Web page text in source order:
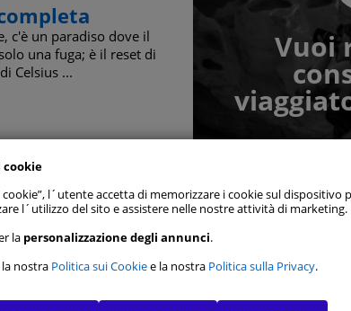
c'è un paradiso dove il
una fuga; è il reset di
Celsius ...
Vuoi
cookie
l´utente accetta di memorizzare i cookie sul dispositivo
l´utilizzo del sito e assistere nelle nostre attività di marketing.
la personalizzazione degli annunci.
nostra Politica sui Cookiee la nostra Politica sulla Privacy.
necessari
mirata